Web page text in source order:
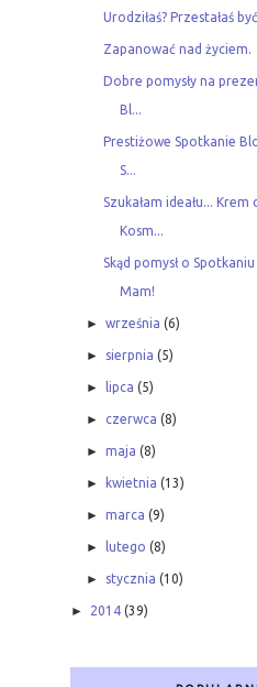
Urodziłaś? Przestałaś
Zapanować nad życiem.
Dobre pomysły na
Bl...
Prestiżowe Spotkanie
S...
Szukałam ideału...
Kosm...
Skąd pomysł o
Mam!
►września (6)
► sierpnia (5)
► lipca (5)
► czerwca (8)
►maja (8)
► kwietnia (13)
►marca (9)
► lutego (8)
► stycznia (10)
► 2014 (39)